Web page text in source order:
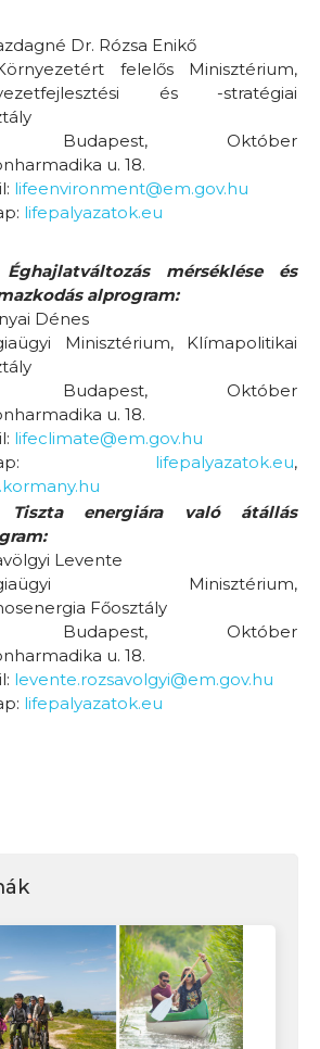
Dr. Rózsa Enikő
felelős Minisztérium,
és -stratégiai
Budapest, Október
u. 18.
lifeenvironment@em.gov.hu
lifepalyazatok.eu
Éghajlatváltozás mérséklése és
alprogram:
Dénes
Minisztérium, Klímapolitikai
Budapest, Október
u. 18.
lifeclimate@em.gov.hu
lifepalyazatok.eu,
Tiszta energiára való átállás
Levente
Minisztérium,
Főosztály
Budapest, Október
u. 18.
levente.rozsavolgyi@em.gov.hu
lifepalyazatok.eu